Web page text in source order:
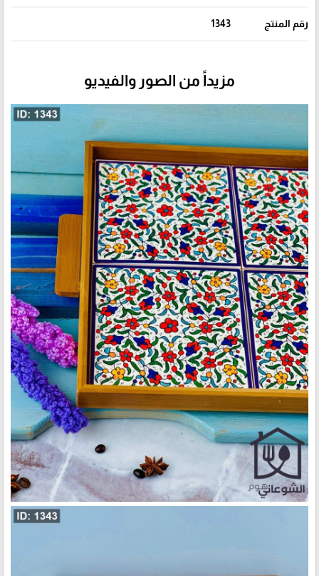
رقم المنتج 1343
مزيداً من الصور والفيديو